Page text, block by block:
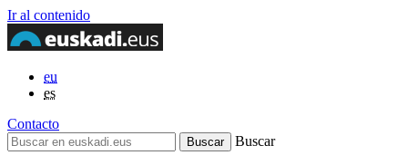
Ir al contenido
eu
es
Contacto
Buscar